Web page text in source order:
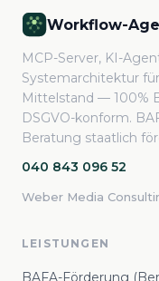
Workflow-
MCP-Server, KI-
Systemarchitektur
Mittelstand — 100%
DSGVO-konform.
Beratung staatlich
040 843 096 52
Weber Media
LEISTUNGEN
BAFA-Förderung